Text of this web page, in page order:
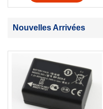
Nouvelles Arrivées